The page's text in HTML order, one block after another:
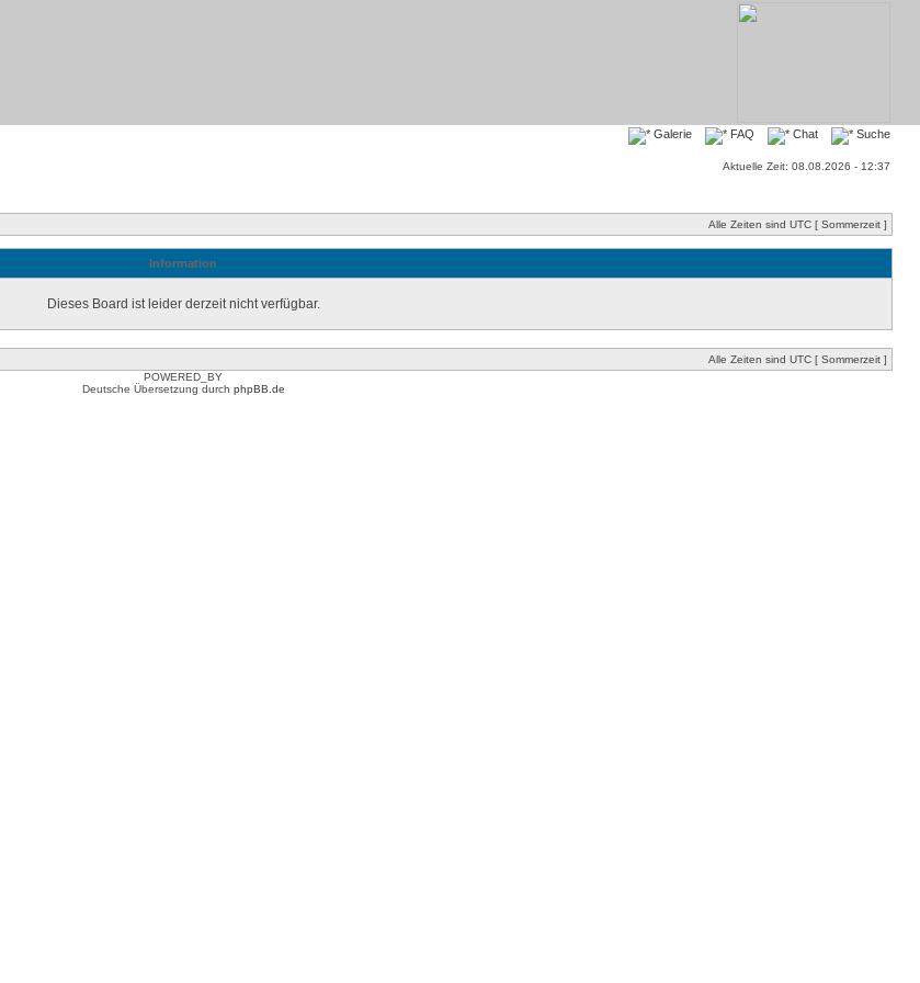
Galerie FAQ Chat Suche
Aktuelle Zeit: 08.08.2026 - 12:37
Alle Zeiten sind UTC [ Sommerzeit ]
Information
Dieses Board ist leider derzeit nicht verfügbar.
Alle Zeiten sind UTC [ Sommerzeit ]
POWERED_BY
Deutsche Übersetzung durch phpBB.de